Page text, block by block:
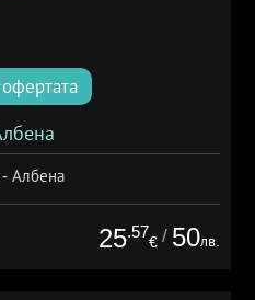
Албена
25.57
€ / 50лв.